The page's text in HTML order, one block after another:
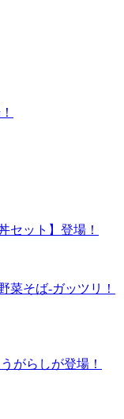
セット】登場！
菜そば-ガッツリ！
がらしが登場！